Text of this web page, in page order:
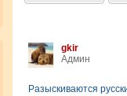
gkir
Админ
Разыскиваются